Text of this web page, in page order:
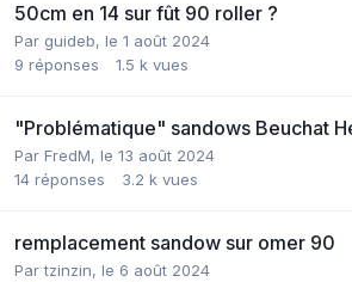
50cm en 14 sur fût 90 roller ?
Par guideb, le 1 août 2024
9 réponses 1.5 k vues
"Problématique" sandows Beuchat
Par FredM, le 13 août 2024
14 réponses 3.2 k vues
remplacement sandow sur omer 90
Partzinzin, le 6 août 2024